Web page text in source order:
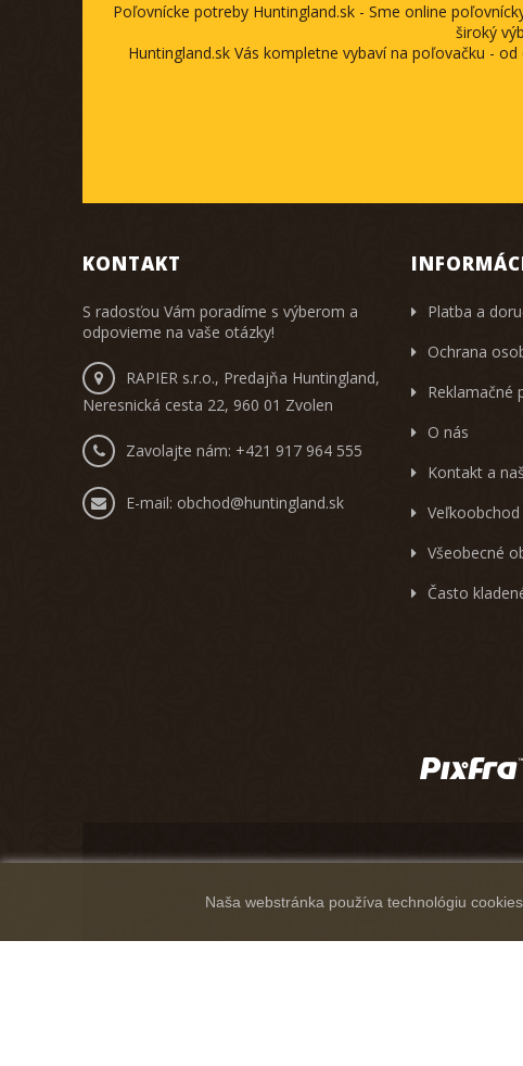
Poľovnícke potreby Huntingland.sk - Sme online
široký
Huntingland.sk Vás kompletne vybaví na poľovačku -
KONTAKT
S radosťou Vám poradíme s výberom a
odpovieme na vaše otázky!
RAPIER s.r.o., Predajňa Huntingland,
Neresnická cesta 22, 960 01 Zvolen
Zavolajte nám: +421 917 964 555
E-mail: obchod@huntingland.sk
Platba a
Ochrana
Reklamačné
O nás
Kontakt a
Veľkoobchod
Všeobecné
Často
Naša webstránka používa technológiu